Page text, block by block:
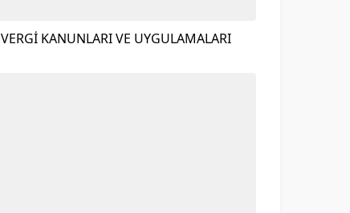
VERGİ KANUNLARI VE UYGULAMALARI